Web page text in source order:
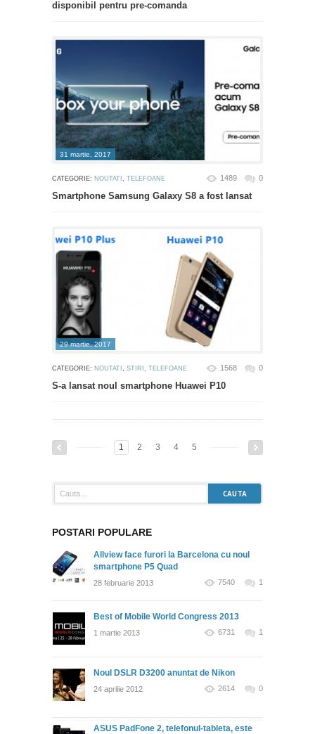
disponibil pentru pre-comanda
31 martie, 2017
CATEGORIE: NOUTATI TELEFOANE 1489 0
Smartphone Samsung Galaxy S8 a fost lansat
29 martie, 2017
CATEGORIE: NOUTATI STIRI TELEFOANE 1568 0
S-a lansat noul smartphone Huawei P10
1 2 3 4 5
POSTARI POPULARE
Allview face furori la Barcelona cu noul
smartphone P5 Quad
28 februarie 2013 7540 1
Best of Mobile World Congress 2013
1 martie 2013 6731 1
Noul DSLR D3200 anuntat de Nikon
24 aprilie 2012 2614 0
ASUS PadFone 2, telefonul-tableta, este